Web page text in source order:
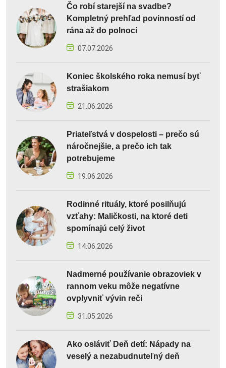
Čo robí starejší na svadbe?
Kompletný prehľad povinností od
rána až do polnoci
07.07.2026
Koniec školského roka nemusí byť
strašiakom
21.06.2026
Priateľstvá v dospelosti – prečo sú
náročnejšie, a prečo ich tak
potrebujeme
19.06.2026
Rodinné rituály, ktoré posilňujú
vzťahy: Maličkosti, na ktoré deti
spomínajú celý život
14.06.2026
Nadmerné používanie obrazoviek v
rannom veku môže negatívne
ovplyvniť vývin reči
31.05.2026
Ako osláviť Deň detí: Nápady na
veselý a nezabudnuteľný deň